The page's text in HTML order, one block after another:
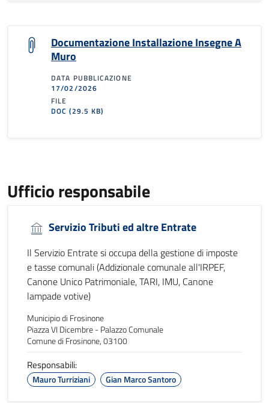
Documentazione Installazione Insegne A
Muro
DATA PUBBLICAZIONE
17/02/2026
FILE
DOC(29.5 KB)
Ufficio responsabile
Servizio Tributi ed altre Entrate
Il Servizio Entrate si occupa della gestione di imposte
e tasse comunali (Addizionale comunale all'IRPEF,
Canone Unico Patrimoniale, TARI, IMU, Canone
lampade votive)
Municipio di Frosinone
Piazza VI Dicembre - Palazzo Comunale
Comune di Frosinone, 03100
Responsabili:
Mauro Turriziani Gian Marco Santoro